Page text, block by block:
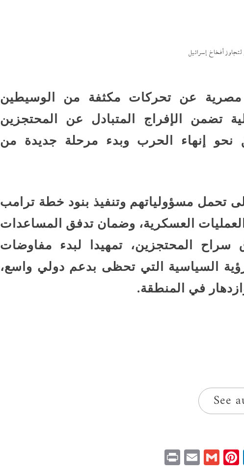
أفخاخ إسرائيل
عن تحركات مكثفة من الوسيطين
تضمن الإفراج المتبادل عن المحتجزين
نحو إنهاء الحرب وبدء مرحلة جديدة من
تحمل مسؤولياتهم وتنفيذ بنود خطة ترامب
العسكرية، وضمان تدفق المساعدات
سراح المحتجزين، تمهيدا لبدء مفاوضات
السياسية التي تحظى بدعم دولي واسع،
في المنطقة.
See
LinkedIn
Pinterest
Gmail
Email